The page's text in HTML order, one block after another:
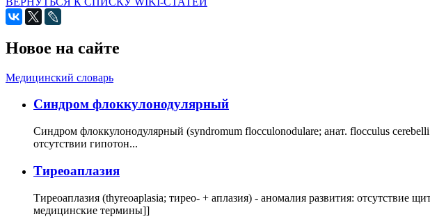
Новое на сайте
Медицинский словарь
Cиндром флоккулонодулярный
Синдром флоккулонодулярный (syndromum flocculonodulare; анат. flocculus
отсутствии гипотон...
Тиреоаплазия
Тиреоаплазия (thyreoaplasia; тирео- + аплазия) - аномалия развития: отсутствие
медицинские термины]]